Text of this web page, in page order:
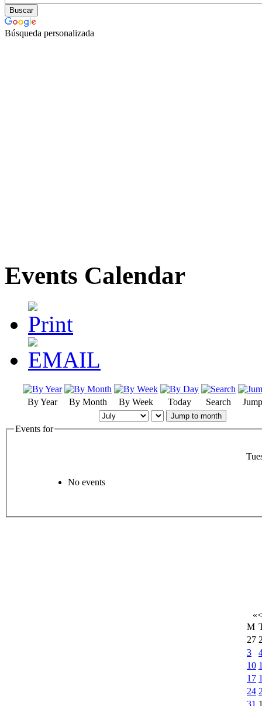
Búsqueda personalizada
Events Calendar
By Year By Month By Week Today Search
Jump to month
Events for
No events
«<
M
27
3
10
17
24
31